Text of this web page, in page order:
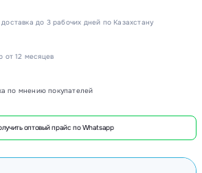
до 3 рабочих дней по Казахстану
от 12 месяцев
по мнению покупателей
оптовый прайс по Whatsapp